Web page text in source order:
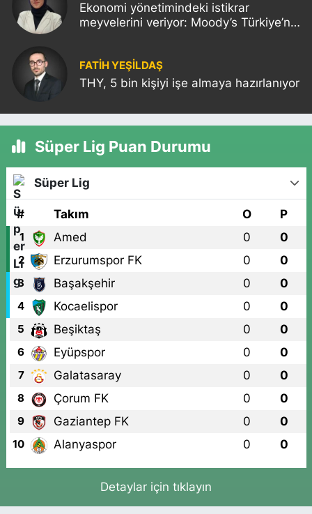
Ekonomi yönetimindeki istikrar
meyvelerini veriyor: Moody’s Türkiye’nin
FATIH YEŞİLDAŞ
THY, 5 bin kişiyi işe almaya hazırlanıyor
Süper Lig Puan Durumu
Süper Lig
# Takım O P
1 Amed 0 0
2 Erzurumspor FK 0 0
3 Başakşehir 0 0
4 Kocaelispor 0 0
5 Beşiktaş 0 0
6 Eyüpspor 0 0
7 Galatasaray 0 0
8 Çorum FK 0 0
9 Gaziantep FK 0 0
10 Alanyaspor 0 0
Detaylar için tıklayın